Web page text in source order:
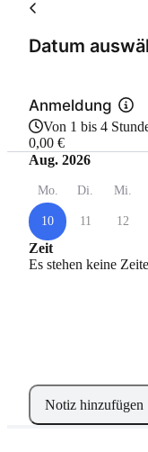
Datum
Anmeldung
Von 1 bis 4
0,00 €
Aug. 2026
Mo. Di. Mi.
10 11 12
Zeit
Es stehen keine
Notiz hinzufügen